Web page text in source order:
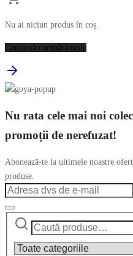
Nu ai niciun produs în coș.
Continuă cumpărăturile
Nu rata cele mai noi
promoții de nerefuzat!
Abonează-te la ultimele noastre
produse.
Caută